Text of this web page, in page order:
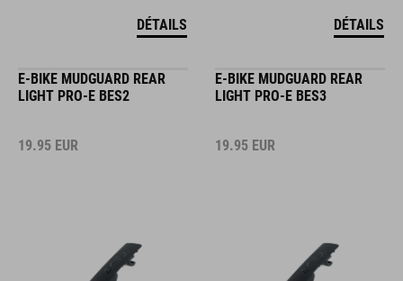
DÉTAILS DÉTAILS
E-BIKE MUDGUARD REAR
LIGHT PRO-E BES2
19.95 EUR
E-BIKE MUDGUARD REAR
LIGHT PRO-E BES3
19.95 EUR